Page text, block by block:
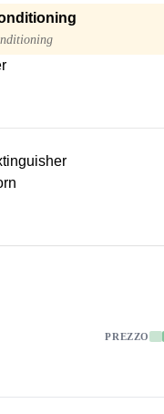
PREZZO